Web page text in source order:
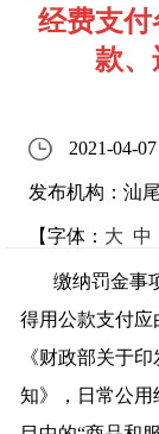
经费支
款、
2021-04-
发布机构：汕
【字体： 大 中
缴纳罚金事项
得用公款支付
《财政部关于
知》，日常公